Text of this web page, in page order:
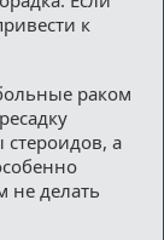
к
раком
а
не делать